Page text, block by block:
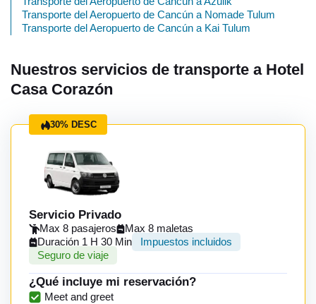
Transporte del Aeropuerto de Cancún a Nomade Tulum
Transporte del Aeropuerto de Cancún a Kai Tulum
Nuestros servicios de transporte a Hotel
Casa Corazón
30% DESC
Servicio Privado
Max 8 pasajeros
Max 8 maletas
Duración 1 H 30 Min
Impuestos incluidos
Seguro de viaje
¿Qué incluye mi reservación?
Meet and greet